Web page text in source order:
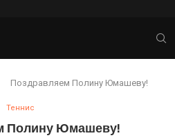
Поздравляем Полину Юмашеву!
Теннис
Полину Юмашеву!